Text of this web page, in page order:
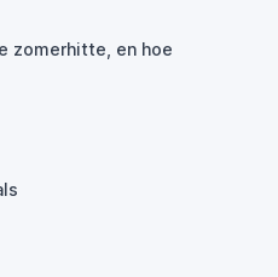
zomerhitte, en hoe